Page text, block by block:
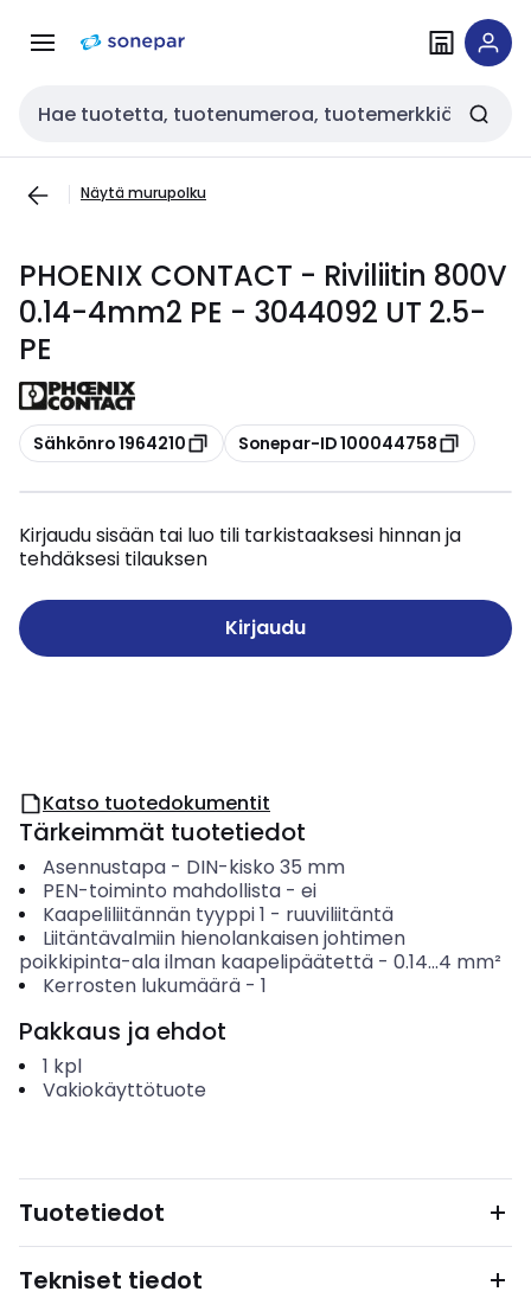
navigointiinsisältöön
Haku
Näytä murupolku
PHOENIX CONTACT - Riviliitin 800V
0.14-4mm2 PE - 3044092 UT 2.5-
PE
Kopioi
Sähkönro 1964210 Kopioi
Sonepar-ID 100044758
Kirjaudu sisään tai luo tili tarkistaaksesi hinnan ja
tehdäksesi tilauksen
Kirjaudu
Katso tuotedokumentit
Tärkeimmät tuotetiedot
Asennustapa- DIN-kisko 35 mm
PEN-toiminto mahdollista- ei
Kaapeliliitännän tyyppi 1 - ruuviliitäntä
Liitäntävalmiin hienolankaisen johtimen
poikkipinta-ala ilman kaapelipäätettä - 0.14...4 mm²
Kerrosten lukumäärä- 1
Pakkaus ja ehdot
1 kpl
Vakiokäyttötuote
Tuotetiedot
Tekniset tiedot